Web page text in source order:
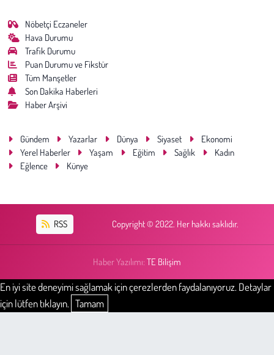
Nöbetçi Eczaneler
Hava Durumu
Trafik Durumu
Puan Durumu ve Fikstür
Tüm Manşetler
Son Dakika Haberleri
Haber Arşivi
Gündem Yazarlar Dünya Siyaset
Ekonomi
Yerel Haberler
Yaşam Eğitim Sağlık
Kadın
Eğlence
Künye
RSS Copyright © 2022. Her hakkı saklıdır.
Haber Yazılımı: TE Bilişim
En iyi site deneyimi sağlamak için çerezlerden faydalanıyoruz. Detaylar
için lütfen tıklayın. Tamam